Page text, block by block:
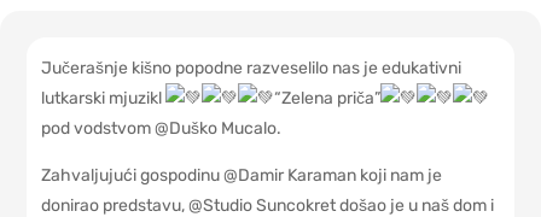
Jučerašnje kišno popodne razveselilo nas je edukativni
lutkarski mjuzikl
“Zelena priča”
pod vodstvom @Duško Mucalo.
Zahvaljujući gospodinu @Damir Karaman koji nam je
donirao predstavu, @Studio Suncokret došao je u naš dom i